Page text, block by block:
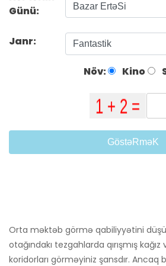
Günü:
Janr:
Növ: Kino
GöstəRməK
Orta məktəb görmə qabiliyyətini
otağındakı tezgahlarda qırışmış
koridorları görməyiniz şansdır. Ancaq